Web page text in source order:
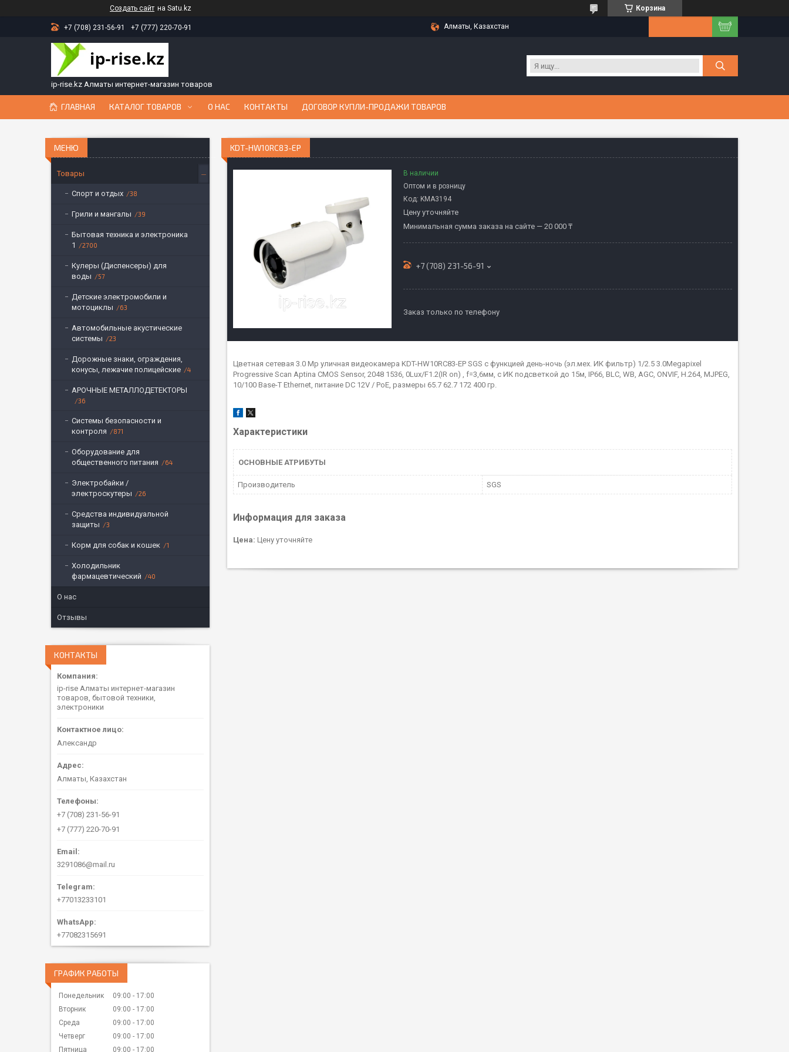
Создать сайт на Satu.kz Корзина
+7 (708) 231-56-91 +7 (777) 220-70-91 Алматы, Казахстан
ip-rise.kz Алматы интернет-магазин товаров
ГЛАВНАЯ КАТАЛОГ ТОВАРОВ О НАС КОНТАКТЫ ДОГОВОР КУПЛИ-ПРОДАЖИ ТОВАРОВ
KDT-HW10RC83-EP
В наличии
Оптом и в розницу
Код: KMА3194
Цену уточняйте
Минимальная сумма заказа на сайте — 20 000 ₸
+7 (708) 231-56-91
Заказ только по телефону
Цветная сетевая 3.0 Mp уличная видеокамера KDT-HW10RC83-EP SGS с функцией день-ночь (эл.мех. ИК фильтр) 1/2.5 3.0Megapixel
Progressive Scan Aptina CMOS Sensor, 2048 1536, 0Lux/F1.2(IR on) , f=3,6мм, с ИК подсветкой до 15м, IP66, BLC, WB, AGC, ONVIF, H.264, MJPEG,
10/100 Base-T Ethernet, питание DC 12V / PoE, размеры 65.7 62.7 172 400 гр.
Характеристики
ОСНОВНЫЕ АТРИБУТЫ
Производитель SGS
Информация для заказа
Цена: Цену уточняйте
Товары
Спорт и отдых 38
Грили и мангалы 39
Бытовая техника и электроника
1
2700
Кулеры (Диспенсеры) для
воды
57
Детские электромобили и
мотоциклы
63
Автомобильные акустические
системы
23
Дорожные знаки, ограждения,
конусы, лежачие полицейские
4
АРОЧНЫЕ МЕТАЛЛОДЕТЕКТОРЫ
36
Системы безопасности и
контроля
871
Оборудование для
общественного питания
64
Электробайки /
электроскутеры
26
Средства индивидуальной
защиты
3
Корм для собак и кошек 1
Холодильник
фармацевтический
40
О нас
Отзывы
КОНТАКТЫ
ip-rise Алматы интернет-магазин
товаров, бытовой техники,
электроники
Александр
Алматы, Казахстан
+7 (708) 231-56-91
+7 (777) 220-70-91
3291086@mail.ru
+77013233101
+77082315691
ГРАФИК РАБОТЫ
Понедельник 09:00
17:00
Вторник
09:00
17:00
Среда
09:00
17:00
Четверг
09:00
17:00
Пятница
09:00 17:00